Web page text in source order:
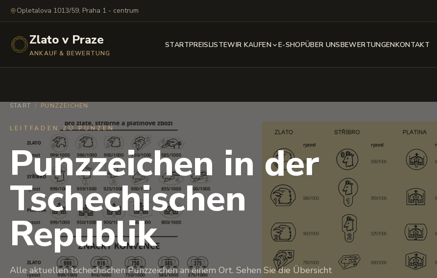
Opletalova 1013/59, Praha 1 - centrum
Zlato v Praze
ANKAUF & BEWERTUNG
STARTPREISLISTEWIR KAUFEN E-SHOPÜBER UNSBEWERTUNGENKONTAKT
START / PUNZZEICHEN
LEITFADEN ZU PUNZEN
Punzzeichen in der
Tschechischen
Republik
Alle aktuellen tschechischen Punzzeichen an einem Ort. Sehen Sie die Übersicht